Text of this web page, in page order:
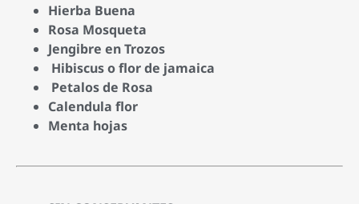
Hierba Buena
Rosa Mosqueta
Jengibre en Trozos
Hibiscus o flor de jamaica
Petalos de Rosa
Calendula flor
Menta hojas